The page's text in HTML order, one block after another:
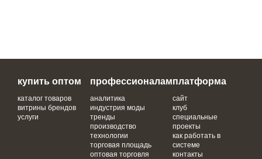
купить оптом
каталог товаров
витрины брендов
услуги
профессионалам
аналитика
индустрия моды
тренды
производство
технологии
торговая площадь
оптовая торговля
платформа
сайт
клуб
специальные
проекты
как работать в
системе
контакты